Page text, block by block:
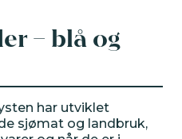
– blå og
har utviklet
sjømat og landbruk,